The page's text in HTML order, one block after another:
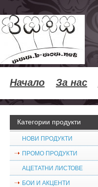
Начало За нас
Категории продукти
НОВИ ПРОДУКТИ
ПРОМО ПРОДУКТИ
АЦЕТАТНИ ЛИСТОВЕ
БОИ И АКЦЕНТИ